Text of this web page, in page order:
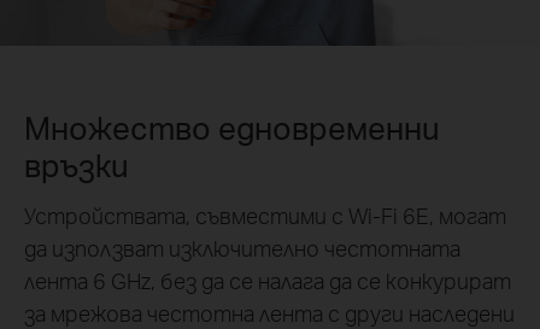
Множество едновременни
връзки
Устройствата, съвместими с Wi-Fi 6E, могат
да използват изключително честотната
лента 6 GHz, без да се налага да се конкурират
за мрежова честотна лента с други наследени